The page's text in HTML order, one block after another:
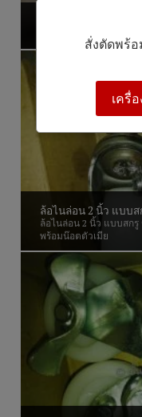
ล้อโพลียูรีเทน ขนาด 2 นิ้
ล้อไนล่อน 2 นิ้ว แบบ
ล้อไนล่อน 2 นิ้ว แบบสกรู
พร้อมน๊อตตัวเมีย
สั่งตัดพร้
เครื่